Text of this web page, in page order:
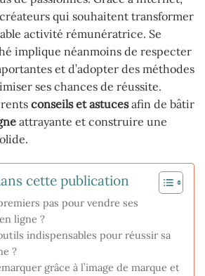
qui souhaitent transformer
activité rémunératrice. Se
implique néanmoins de respecter
et d’adopter des méthodes
ses chances de réussite.
conseils et astucesafin de bâtir
attrayante et construire une
cette publication
pas pour vendre ses
ligne ?
indispensables pour réussir sa
?
grâce à l’image de marque et